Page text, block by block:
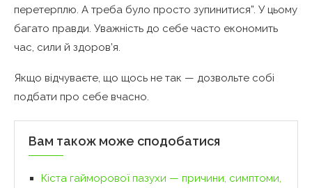
перетерплю. А треба було просто зупинитися”. У цьому
багато правди. Уважність до себе часто економить
час, сили й здоров’я.
Якщо відчуваєте, що щось не так — дозвольте собі
подбати про себе вчасно.
Вам також може сподобатися
Кіста гайморової пазухи — причини, симптоми,